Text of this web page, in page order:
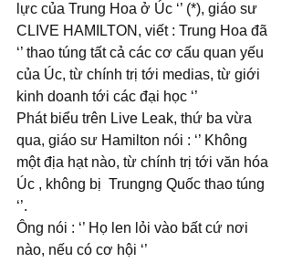
lực của Trung Hoa ở Úc ‘’ (*), giáo sư
CLIVE HAMILTON, viết : Trung Hoa đã
‘’ thao túng tất cả các cơ cấu quan yếu
của Úc, từ chính trị tới medias, từ giới
kinh doanh tới các đại học ‘’
Phát biểu trên Live Leak, thứ ba vừa
qua, giáo sư Hamilton nói : ‘’ Không
một địa hạt nào, từ chính trị tới văn hóa
Úc , không bị  Trungng Quốc thao túng
‘’.
Ông nói : ‘’ Họ len lỏi vào bất cứ nơi
nào, nếu có cơ hội ‘’